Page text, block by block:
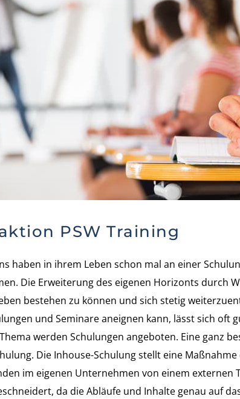
PSW Training
haben in ihrem Leben schon mal an einer
Die Erweiterung des eigenen Horizonts durch
bestehen zu können und sich stetig
und Seminare aneignen kann, lässt sich oft
werden Schulungen angeboten. Eine ganz
Die Inhouse-Schulung stellt eine
im eigenen Unternehmen von einem externen
da die Abläufe und Inhalte genau auf